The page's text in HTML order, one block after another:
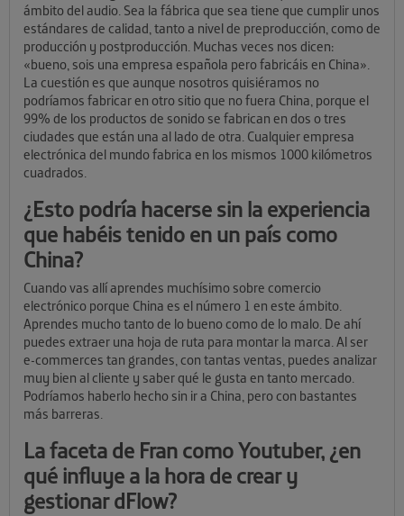
ámbito del audio. Sea la fábrica que sea tiene que cumplir unos
estándares de calidad, tanto a nivel de preproducción, como de
producción y postproducción. Muchas veces nos dicen:
«bueno, sois una empresa española pero fabricáis en China».
La cuestión es que aunque nosotros quisiéramos no
podríamos fabricar en otro sitio que no fuera China, porque el
99% de los productos de sonido se fabrican en dos o tres
ciudades que están una al lado de otra. Cualquier empresa
electrónica del mundo fabrica en los mismos 1000 kilómetros
cuadrados.
¿Esto podría hacerse sin la experiencia
que habéis tenido en un país como
China?
Cuando vas allí aprendes muchísimo sobre comercio
electrónico porque China es el número 1 en este ámbito.
Aprendes mucho tanto de lo bueno como de lo malo. De ahí
puedes extraer una hoja de ruta para montar la marca. Al ser
e-commerces tan grandes, con tantas ventas, puedes analizar
muy bien al cliente y saber qué le gusta en tanto mercado.
Podríamos haberlo hecho sin ir a China, pero con bastantes
más barreras.
La faceta de Fran como Youtuber, ¿en
qué influye a la hora de crear y
gestionar dFlow?